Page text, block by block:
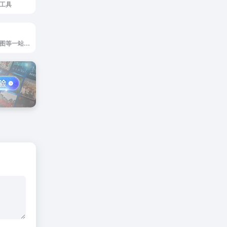
具
AI图片处理、AI绘图等一站式AI图像创作和设计平台；